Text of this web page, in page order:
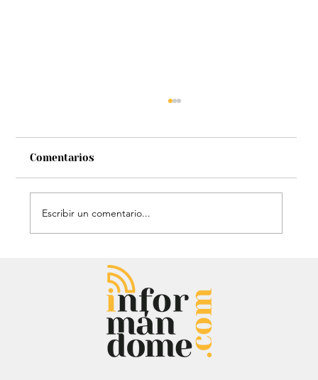
Héroe de cuatro patas: Perrito
policía sorprendió con técnica de
Comentarios
Escribir un comentario...